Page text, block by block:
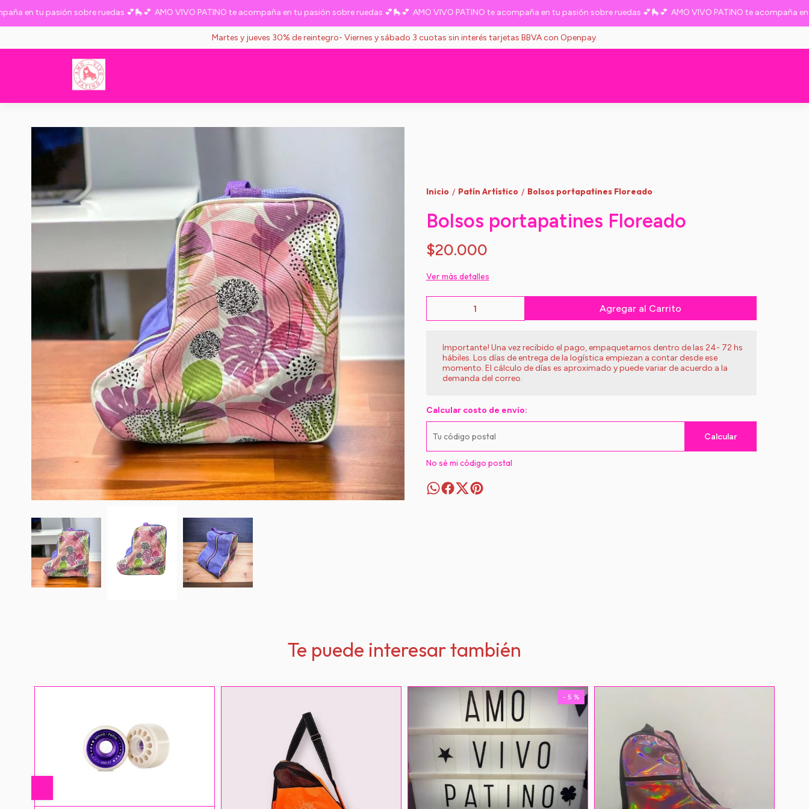
en tu pasión sobre ruedas 💕🛼💕 AMO VIVO PATINO te acompaña en tu pasión sobre ruedas 💕🛼💕 AMO VIVO PATINO te acompaña en tu pasión sobre ruedas 💕🛼💕 AMO VIVO PATINO te acompaña en
Martes y jueves 30% de reintegro- Viernes y sábado 3 cuotas sin interés tarjetas BBVA con Openpay.
Inicio / Patín Artístico / Bolsos portapatines Floreado
Bolsos portapatines Floreado
$20.000
Ver más detalles
Agregar al Carrito
Importante! Una vez recibido el pago, empaquetamos dentro de las 24- 72 hs
hábiles. Los días de entrega de la logística empiezan a contar desde ese
momento. El cálculo de días es aproximado y puede variar de acuerdo a la
demanda del correo.
Calcular costo de envío:
Calcular
No sé mi código postal
Te puede interesar también
- 5 %